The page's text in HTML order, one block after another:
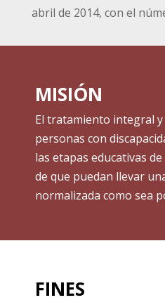
abril de 2014, con el
MISIÓN
El tratamiento integral y
personas con
las etapas educativas
de que puedan llevar
normalizada como sea
FINES